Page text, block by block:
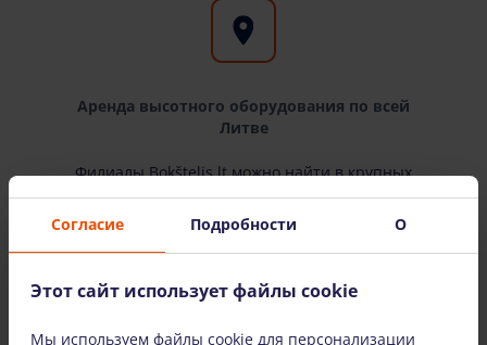
Аренда высотного оборудования по всей
Литве
Филиалы Bokštelis.lt можно найти в крупных
городах Литвы: Вильнюсе, Каунасе, Клайпеде
и Шяуляе. Доставляем оборудование по всей
Согласие Подробности О
Этот сайт использует файлы cookie
Мы используем файлы cookie для персонализации